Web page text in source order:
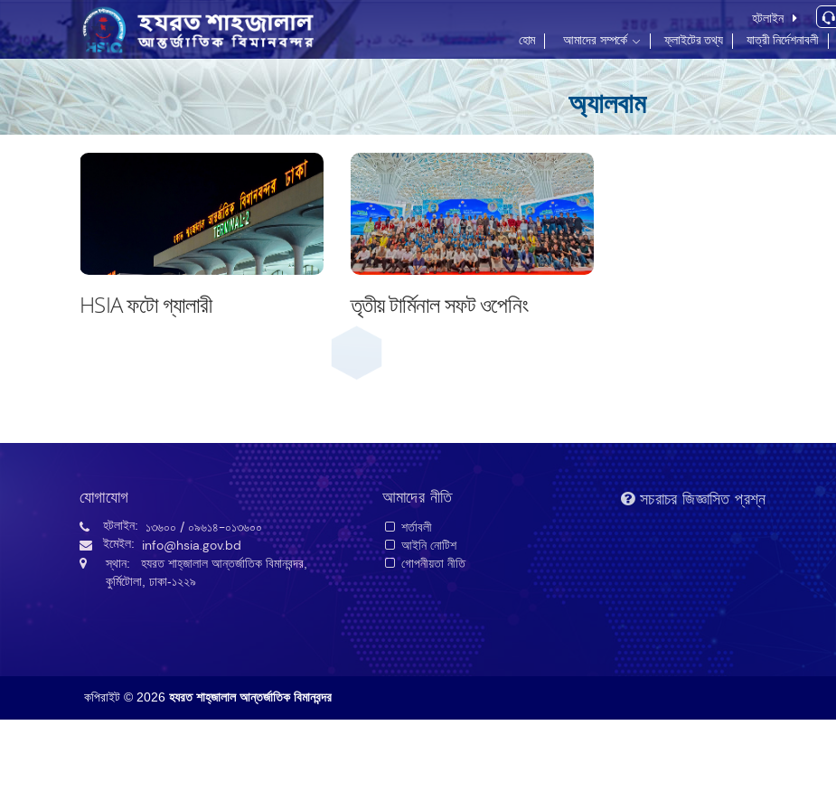
হটলাইন
হোম
আমাদের সম্পর্কে ফ্লাইটের তথ্য যাত্রী নির্দেশনাবলী
অ্যালবাম
HSIA ফটো গ্যালারী তৃতীয় টার্মিনাল সফট ওপেনিং
যোগাযোগ
হটলাইন: ১৩৬০০ / ০৯৬১৪-০১৩৬০০
ইমেইল: info@hsia.gov.bd
স্থান: হযরত শাহ্‌জালাল আন্তর্জাতিক বিমানবন্দর,
কুর্মিটোলা, ঢাকা-১২২৯
আমাদের নীতি
শর্তাবলী
আইনি নোটিশ
গোপনীয়তা নীতি
সচরাচর জিজ্ঞাসিত প্রশ্ন
কপিরাইট © 2026 হযরত শাহ্‌জালাল আন্তর্জাতিক বিমানবন্দর